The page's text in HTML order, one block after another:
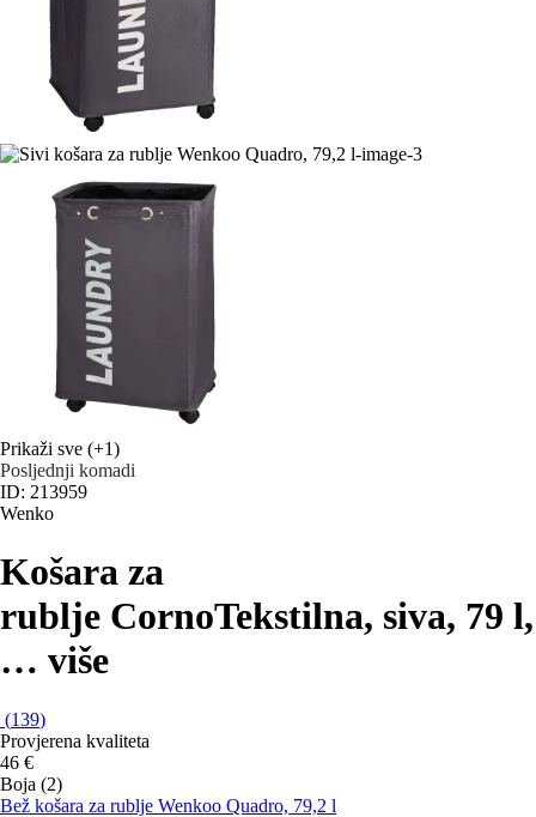
Prikaži sve (+1)
Posljednji komadi
ID: 213959
Wenko
Košara za
rublje CornoTekstilna, siva, 79 l,
… više
(139)
Provjerena kvaliteta
46 €
Boja (2)
Bež košara za rublje Wenkoo Quadro, 79,2 l